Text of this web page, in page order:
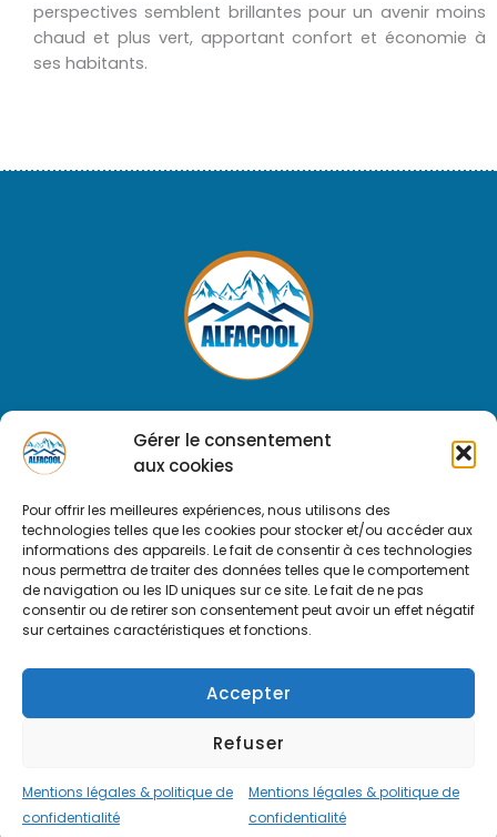
Gérer le consentement
aux cookies
Pour offrir les meilleures expériences, nous utilisons des
technologies telles que les cookies pour stocker et/ou accéder aux
informations des appareils. Le fait de consentir à ces technologies
nous permettra de traiter des données telles que le comportement
de navigation ou les ID uniques sur ce site. Le fait de ne pas
consentir ou de retirer son consentement peut avoir un effet négatif
sur certaines caractéristiques et fonctions.
Accepter
Refuser
Mentions légales & politique de
confidentialité
Mentions légales & politique de
confidentialité
perspectives semblent brillantes pour un avenir moins
chaud et plus vert, apportant confort et économie à
ses habitants.
Pour les particuliers
Peinture Alfacool
Mentions légales & politique de confidentialité
ALFACOOL / Romuald Borie
07 56 96 29 44